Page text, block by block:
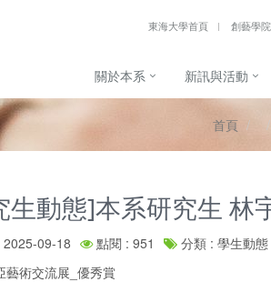
東海大學首頁 創藝學院
關於本系 新訊與活動
首頁
生動態]本系研究生 林
09-18 點閱 : 951 分類 : 學生動態
藝術交流展_優秀賞